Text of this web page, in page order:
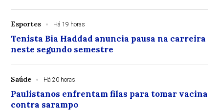
Esportes Há 19 horas
Tenista Bia Haddad anuncia pausa na carreira
neste segundo semestre
Saúde Há 20 horas
Paulistanos enfrentam filas para tomar vacina
contra sarampo